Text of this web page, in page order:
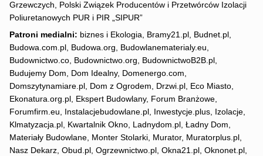
Grzewczych, Polski Związek Producentów i Przetwórców Izolacji
Poliuretanowych PUR i PIR „SIPUR”
Patroni medialni: biznes i Ekologia, Bramy21.pl, Budnet.pl,
Budowa.com.pl, Budowa.org, Budowlanematerialy.eu,
Budownictwo.co, Budownictwo.org, BudownictwoB2B.pl,
Budujemy Dom, Dom Idealny, Domenergo.com,
Domszytynamiare.pl, Dom z Ogrodem, Drzwi.pl, Eco Miasto,
Ekonatura.org.pl, Ekspert Budowlany, Forum Branżowe,
Forumfirm.eu, Instalacjebudowlane.pl, Inwestycje.plus, Izolacje,
Klmatyzacja.pl, Kwartalnik Okno, Ladnydom.pl, Ładny Dom,
Materiały Budowlane, Monter Stolarki, Murator, Muratorplus.pl,
Nasz Dekarz, Obud.pl, Ogrzewnictwo.pl, Okna21.pl, Oknonet.pl,